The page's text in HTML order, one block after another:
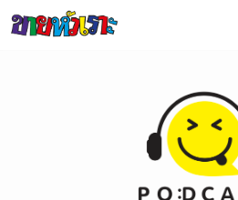
Skip to content